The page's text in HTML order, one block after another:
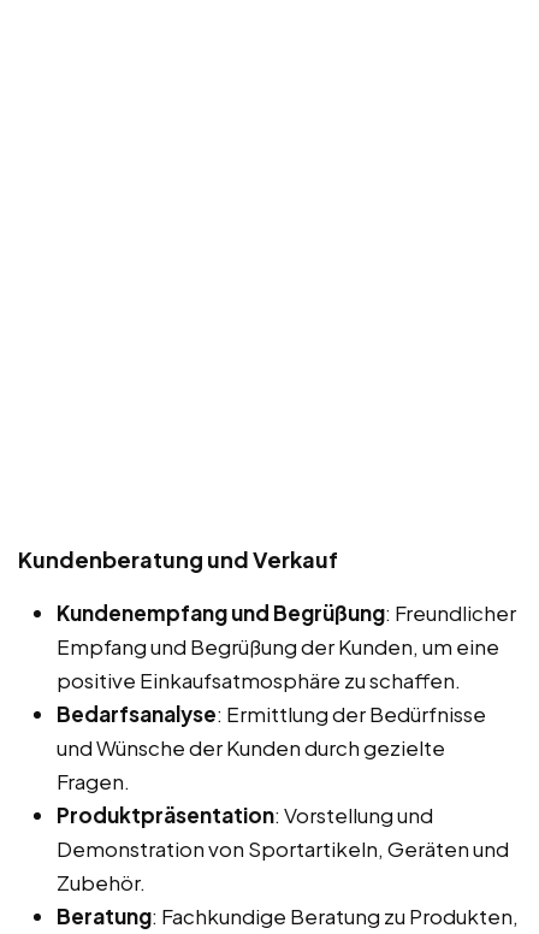
Kundenberatung und Verkauf
Kundenempfang und Begrüßung: Freundlicher
Empfang und Begrüßung der Kunden, um eine
positive Einkaufsatmosphäre zu schaffen.
Bedarfsanalyse: Ermittlung der Bedürfnisse
und Wünsche der Kunden durch gezielte
Fragen.
Produktpräsentation: Vorstellung und
Demonstration von Sportartikeln, Geräten und
Zubehör.
Beratung: Fachkundige Beratung zu Produkten,